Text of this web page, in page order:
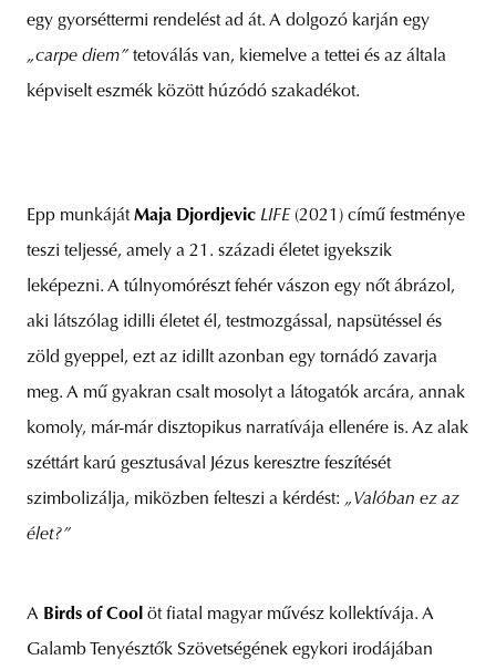
egy gyorséttermi rendelést ad át. A dolgozó karján egy
„carpe diem” tetoválás van, kiemelve a tettei és az általa
képviselt eszmék között húzódó szakadékot.
Epp munkájátMaja Djordjevic LIFE (2021) című festménye
teszi teljessé, amely a 21. századi életet igyekszik
leképezni. A túlnyomórészt fehér vászon egy nőt ábrázol,
aki látszólag idilli életet él, testmozgással, napsütéssel és
zöld gyeppel, ezt az idillt azonban egy tornádó zavarja
meg. A mű gyakran csalt mosolyt a látogatók arcára, annak
komoly, már-már disztopikus narratívája ellenére is. Az alak
széttárt karú gesztusával Jézus keresztre feszítését
szimbolizálja, miközben felteszi a kérdést: „Valóban ez az
élet?”
A Birds of Cool öt fiatal magyar művész kollektívája. A
Galamb Tenyésztők Szövetségének egykori irodájában